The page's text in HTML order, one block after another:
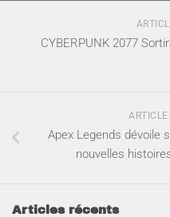
CYBERPUNK 2077
Apex Legends dévoile
nouvelles
Articles récents